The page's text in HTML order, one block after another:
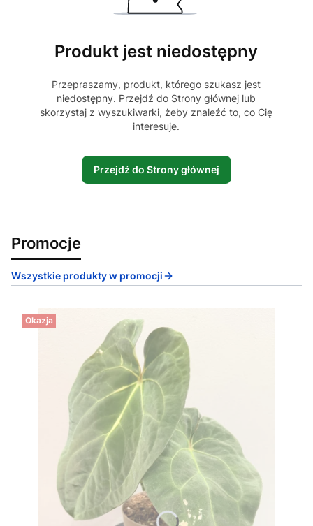
Produkt jest niedostępny
Przepraszamy, produkt, którego szukasz jest
niedostępny. Przejdź do Strony głównej lub
skorzystaj z wyszukiwarki, żeby znaleźć to, co Cię
interesuje.
Przejdź do Strony głównej
Promocje
Wszystkie produkty w promocji
Okazja